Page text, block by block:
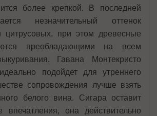
более крепкой. В последней
незначительный оттенок
цитрусовых, при этом древесные
преобладающими на всем
Гавана Монтекристо
подойдет для утреннего
сопровождения лучше взять
белого вина. Сигара оставит
она действительно